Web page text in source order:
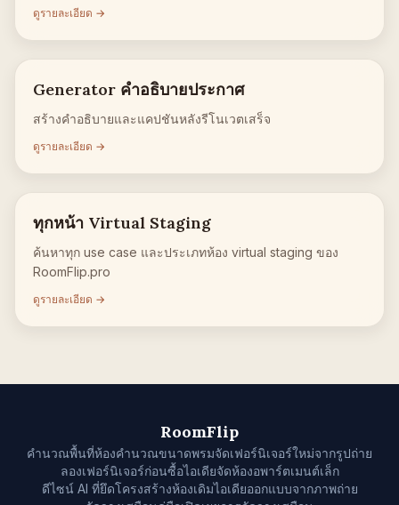
ดูรายละเอียด →
Generator คำอธิบายประกาศ
สร้างคำอธิบายและแคปชันหลังรีโนเวตเสร็จ
ดูรายละเอียด →
ทุกหน้า Virtual Staging
ค้นหาทุก use case และประเภทห้อง virtual staging ของ
RoomFlip.pro
ดูรายละเอียด →
RoomFlip
คำนวณพื้นที่ห้องคำนวณขนาดพรมจัดเฟอร์นิเจอร์ใหม่จากรูปถ่าย
ลองเฟอร์นิเจอร์ก่อนซื้อไอเดียจัดห้องอพาร์ตเมนต์เล็ก
ดีไซน์ AI ที่ยึดโครงสร้างห้องเดิมไอเดียออกแบบจากภาพถ่าย